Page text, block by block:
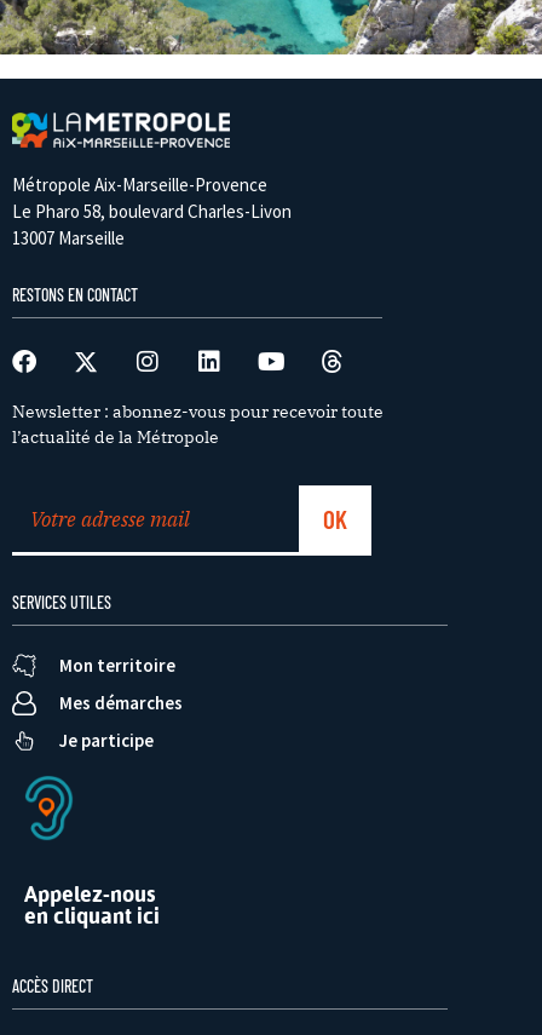
Métropole Aix-Marseille-Provence
Le Pharo 58, boulevard Charles-Livon
13007 Marseille
RESTONS EN CONTACT
Newsletter : abonnez-vous pour recevoir toute
l’actualité de la Métropole
SERVICES UTILES
Mon territoire
Mes démarches
Je participe
Appelez-nous
en cliquant ici
ACCÈS DIRECT